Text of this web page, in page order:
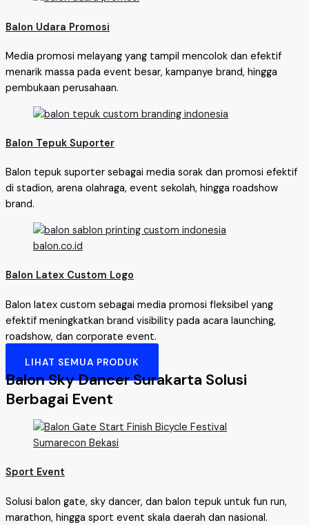
Balon Udara Promosi
Media promosi melayang yang tampil mencolok dan efektif
menarik massa pada event besar, kampanye brand, hingga
pembukaan perusahaan.
Balon Tepuk Suporter
Balon tepuk suporter sebagai media sorak dan promosi efektif
di stadion, arena olahraga, event sekolah, hingga roadshow
brand.
Balon Latex Custom Logo
Balon latex custom sebagai media promosi fleksibel yang
efektif meningkatkan brand visibility pada acara launching,
roadshow, dan corporate event.
LIHAT SEMUA PRODUK
Balon Sky Dancer Surakarta Solusi
Berbagai Event
Sport Event
Solusi balon gate, sky dancer, dan balon tepuk untuk fun run,
marathon, hingga sport event skala daerah dan nasional.